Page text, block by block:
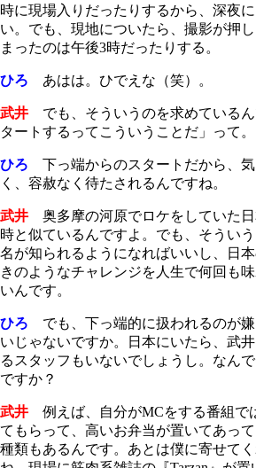
時に現場入りだったりするから、深夜
い。でも、現地についたら、撮影が押
まったのは午後3時だったりする。
ひろ あはは。ひでえな（笑）。
武井 でも、そういうのを求めている
タートするってこういうことだ」って。
ひろ 下っ端からのスタートだから、
く、容赦なく待たされるんですね。
武井 奥多摩の河原でロケをしていた
時と似ているんですよ。でも、そうい
名が知られるようになればいいし、日
きのようなチャレンジを人生で何回も
いんです。
ひろ でも、下っ端的に扱われるのが
いじゃないですか。日本にいたら、武
るスタッフもいないでしょうし。なん
ですか？
武井 例えば、自分がMCをする番組で
てもらって、高いお弁当が置いてあっ
種類もあるんです。あとは僕に寄せて